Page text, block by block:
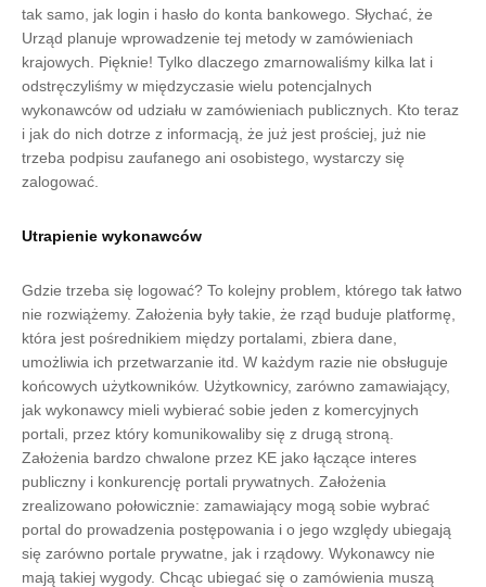
tak samo, jak login i hasło do konta bankowego. Słychać, że
Urząd planuje wprowadzenie tej metody w zamówieniach
krajowych. Pięknie! Tylko dlaczego zmarnowaliśmy kilka lat i
odstręczyliśmy w międzyczasie wielu potencjalnych
wykonawców od udziału w zamówieniach publicznych. Kto teraz
i jak do nich dotrze z informacją, że już jest prościej, już nie
trzeba podpisu zaufanego ani osobistego, wystarczy się
zalogować.
Utrapienie wykonawców
Gdzie trzeba się logować? To kolejny problem, którego tak łatwo
nie rozwiążemy. Założenia były takie, że rząd buduje platformę,
która jest pośrednikiem między portalami, zbiera dane,
umożliwia ich przetwarzanie itd. W każdym razie nie obsługuje
końcowych użytkowników. Użytkownicy, zarówno zamawiający,
jak wykonawcy mieli wybierać sobie jeden z komercyjnych
portali, przez który komunikowaliby się z drugą stroną.
Założenia bardzo chwalone przez KE jako łączące interes
publiczny i konkurencję portali prywatnych. Założenia
zrealizowano połowicznie: zamawiający mogą sobie wybrać
portal do prowadzenia postępowania i o jego względy ubiegają
się zarówno portale prywatne, jak i rządowy. Wykonawcy nie
mają takiej wygody. Chcąc ubiegać się o zamówienia muszą